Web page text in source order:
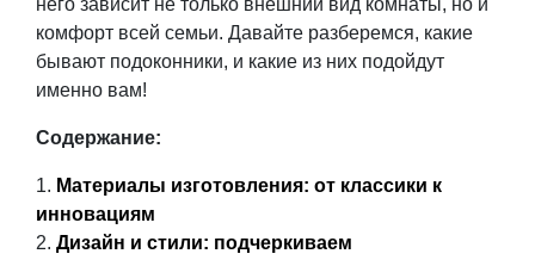
него зависит не только внешний вид комнаты, но и
комфорт всей семьи. Давайте разберемся, какие
бывают подоконники, и какие из них подойдут
именно вам!
Содержание:
Материалы изготовления: от классики к
инновациям
Дизайн и стили: подчеркиваем